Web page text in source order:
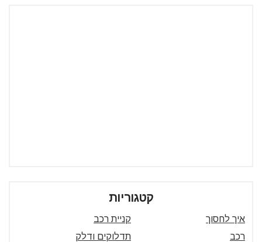
קטגוריות
איך לחסוך
קניית רכב
רכב
תדלוקים ודלק